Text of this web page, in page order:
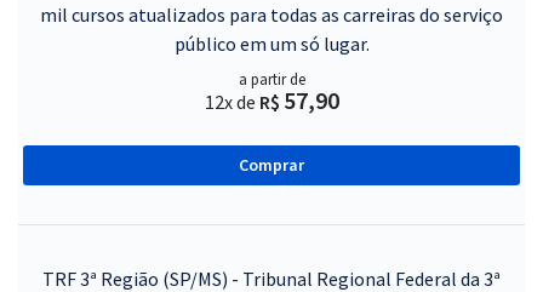
mil cursos atualizados para todas as carreiras do serviço
público em um só lugar.
a partir de
12x de R$ 57,90
Comprar
TRF 3ª Região (SP/MS) - Tribunal Regional Federal da 3ª